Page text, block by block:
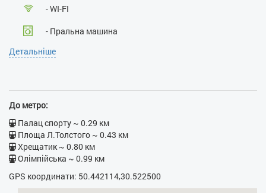
- WI-FI
- Пральна машина
- Кабельне ТБ
- Джакузі
- Душова кабіна
- Праска
Детальніше
До метро:
Палац спорту ~ 0.29 км
Площа Л.Толстого ~ 0.43 км
Хрещатик ~ 0.80 км
Олімпійська ~ 0.99 км
GPS координати: 50.442114,30.522500